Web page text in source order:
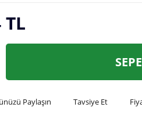
TL
Paylaşın Tavsiye Et